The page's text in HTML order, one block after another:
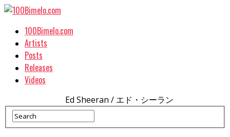
100Bimelo.com
Artists
Posts
Releases
Videos
Ed Sheeran / エド・シーラン